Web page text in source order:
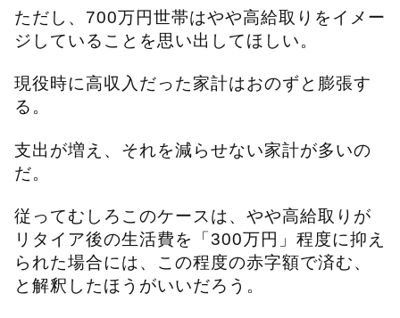
ただし、700万円世帯はやや高給取りをイメー
ジしていることを思い出してほしい。
現役時に高収入だった家計はおのずと膨張す
る 。
支出が増え、それを減らせない家計が多いの
だ。
従ってむしろこのケースは、やや高給取りが
リタイア後の生活費を「300万円」程度に抑え
られた場合には、この程度の赤字額で済む、
と解釈したほうがいいだろう。